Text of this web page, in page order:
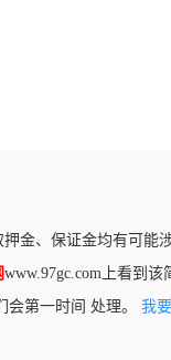
金、保证金均有可能
www.97gc.com上看到该
会第一时间 处理。 我